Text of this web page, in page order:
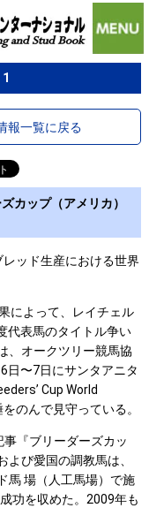
報一覧に戻る
カップ（アメリカ）
ッド生産における世界
によって、レイチェル
代表馬のタイトル争い
、オークツリー競馬協
日〜7日にサンタアニタ
Cup World
のんで見守っている。
『ブリーダーズカッ
び愛国の調教馬は、
馬 場（人工馬場）で施
功を収めた。2009年も